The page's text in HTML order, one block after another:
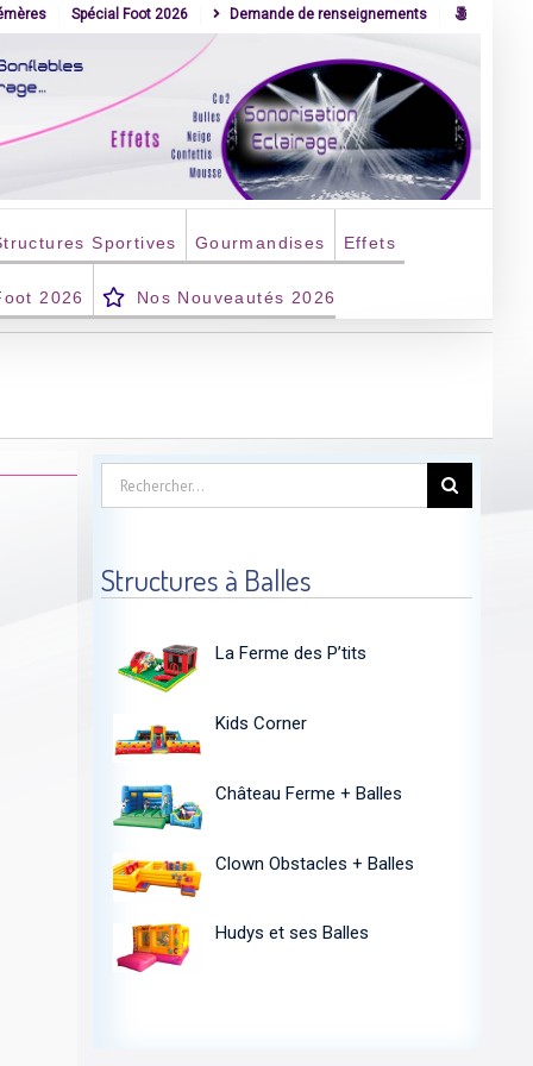
Spécial Foot 2026 Demande de renseignements
Sportives Gourmandises Effets
2026 Nos Nouveautés 2026
Rechercher:
Structures à Balles
La Ferme des P’tits
Kids Corner
Château Ferme + Balles
Clown Obstacles + Balles
Hudys et ses Balles